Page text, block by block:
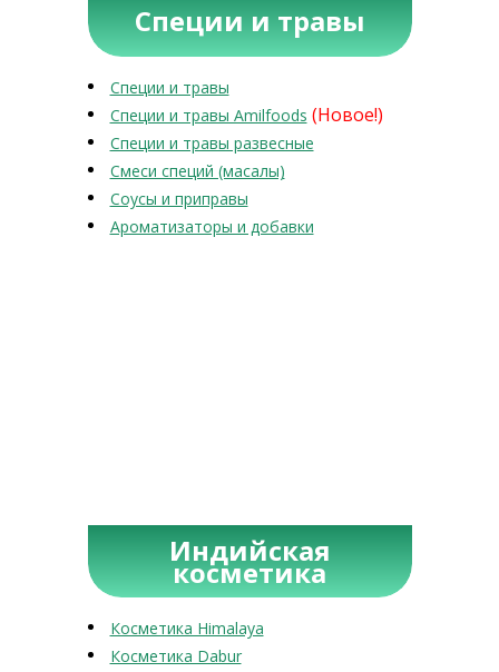
Специи и травы
Специи и травы
Специи и травы Amilfoods (Новое!)
Специи и травы развесные
Смеси специй (масалы)
Соусы и приправы
Ароматизаторы и добавки
Индийская
косметика
Косметика Himalaya
Косметика Dabur